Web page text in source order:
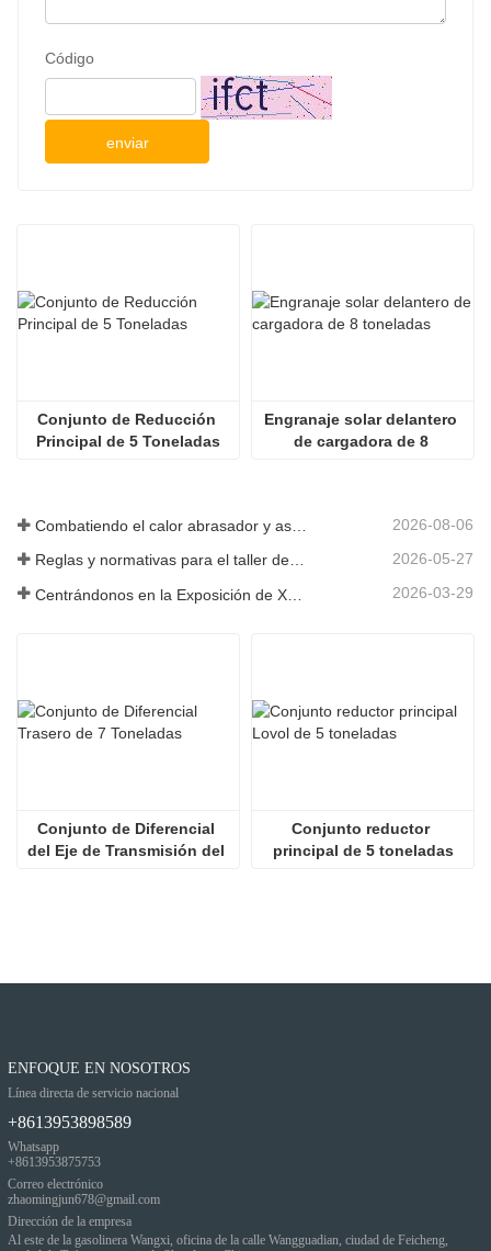
Código
enviar
Conjunto de Reducción
Principal de 5 Toneladas
Engranaje solar delantero
de cargadora de 8
2026-08-06
Reglas y normativas para el taller de producción de piezas de cargadoras ——Shandong Zhaokun Engineering Machinery Co., Ltd 2026-05-27
2026-03-29
Conjunto de Diferencial
del Eje de Transmisión del
Conjunto reductor
principal de 5 toneladas
ENFOQUE EN NOSOTROS
Línea directa de servicio nacional
+8613953898589
Whatsapp
+8613953875753
Correo electrónico
zhaomingjun678@gmail.com
Dirección de la empresa
Al este de la gasolinera Wangxi, oficina de la calle Wangguadian, ciudad de Feicheng,